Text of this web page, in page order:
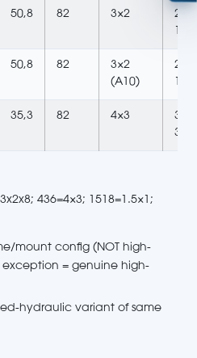
50,8 82 3×2
2.6–
50,8 82
3×2
(A10)
2.6–
35,3 82 4×3
3–
436=4×3; 1518=1.5×1;
mount config (NOT high-
exception = genuine high-
hydraulic variant of same